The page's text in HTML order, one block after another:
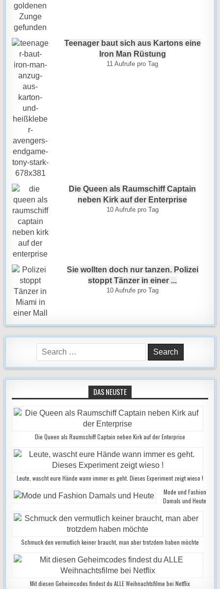
Teenager baut sich aus Kartons eine
Iron Man Rüstung
11 Aufrufe pro Tag
Die Queen als Raumschiff Captain
neben Kirk auf der Enterprise
10 Aufrufe pro Tag
Sie wollten doch nur tanzen. Polizei
stoppt Tänzer in einer ...
10 Aufrufe pro Tag
Search
for:
DAS NEUSTE
Die Queen als Raumschiff Captain neben Kirk auf der Enterprise
Leute, wascht eure Hände wann immer es geht. Dieses Experiment zeigt wieso !
Mode und Fashion
Damals und Heute
Schmuck den vermutlich keiner braucht, man aber trotzdem haben möchte
Mit diesen Geheimcodes findest du ALLE Weihnachtsfilme bei Netflix